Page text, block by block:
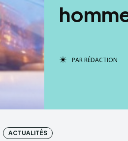
PARRÉDACTION
ACTUALITÉS